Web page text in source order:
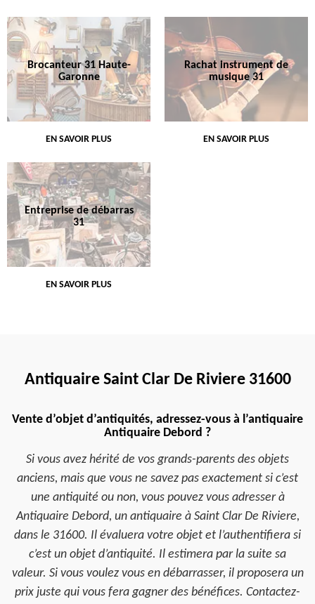
Brocanteur 31 Haute-
Garonne
EN SAVOIR PLUS
Rachat instrument de
musique 31
EN SAVOIR PLUS
Entreprise de débarras
31
EN SAVOIR PLUS
Antiquaire Saint Clar De Riviere 31600
Vente d’objet d’antiquités, adressez-vous à l’antiquaire
Antiquaire Debord ?
Si vous avez hérité de vos grands-parents des objets
anciens, mais que vous ne savez pas exactement si c’est
une antiquité ou non, vous pouvez vous adresser à
Antiquaire Debord, un antiquaire à Saint Clar De Riviere,
dans le 31600. Il évaluera votre objet et l’authentifiera si
c’est un objet d’antiquité. Il estimera par la suite sa
valeur. Si vous voulez vous en débarrasser, il proposera un
prix juste qui vous fera gagner des bénéfices. Contactez-